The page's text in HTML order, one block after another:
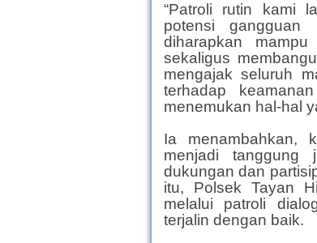
“Patroli rutin kami
potensi gangguan
diharapkan
sekaligus
mengajak seluruh
terhadap
menemukan hal-hal
Ia menambahkan,
menjadi tanggung
dukungan dan
itu, Polsek Tayan
melalui patroli
terjalin dengan baik.